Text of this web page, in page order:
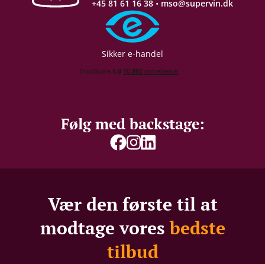
+45 81 61 16 38 • mso@supervin.dk
Sikker e-handel
Følg med backstage:
Vær den første til at
modtage voresbedste
tilbud